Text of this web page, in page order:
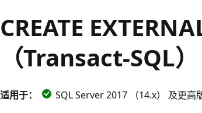
CREATE
（Transact-SQL）
适用于： SQL Server 2017 （14.x） 及更高